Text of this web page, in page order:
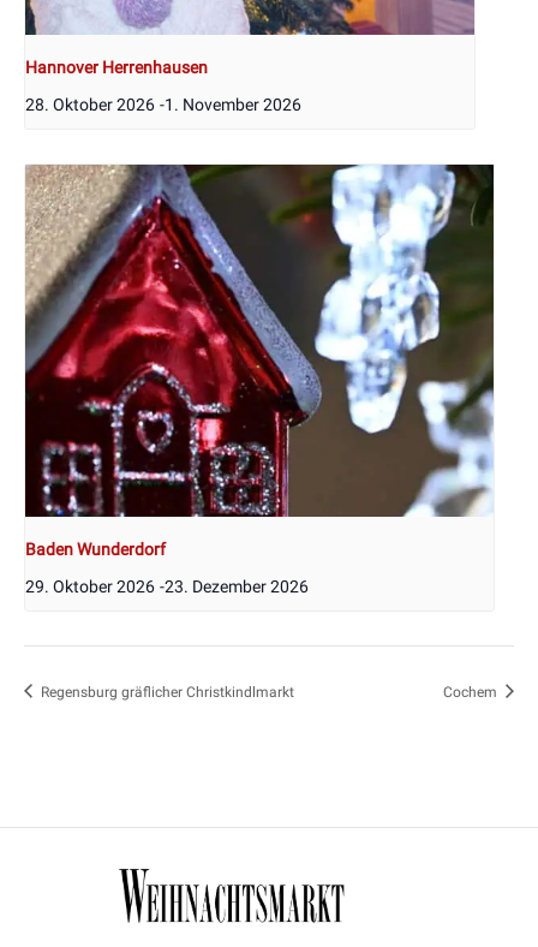
Hannover Herrenhausen
28. Oktober 2026 -1. November 2026
Baden Wunderdorf
29. Oktober 2026 -23. Dezember 2026
Regensburg gräflicher Christkindlmarkt Cochem